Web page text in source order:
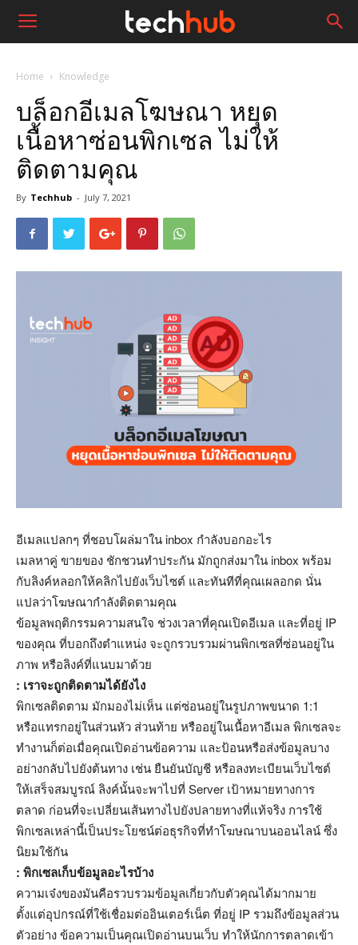
Home Knowledge
บล็อกอีเมลโฆษณา หยุด
เนื้อหาซ่อนพิกเซล ไม่ให้
ติดตามคุณ
By Techhub - July 7, 2021
อีเมลแปลกๆ ที่ชอบโผล่มาใน inbox กำลังบอกอะไร
เมลหาคู่ ขายของ ชักชวนทำประกัน มักถูกส่งมาใน inbox พร้อม
กับลิงค์หลอกให้คลิกไปยังเว็บไซต์ และทันทีที่คุณเผลอกด นั่น
แปลว่าโฆษณากำลังติดตามคุณ
ข้อมูลพฤติกรรมความสนใจ ช่วงเวลาที่คุณเปิดอีเมล และที่อยู่ IP
ของคุณ ที่บอกถึงตำแหน่ง จะถูกรวบรวมผ่านพิกเซลที่ซ่อนอยู่ใน
ภาพ หรือลิงค์ที่แนบมาด้วย
: เราจะถูกติดตามได้ยังไง
พิกเซลติดตาม มักมองไม่เห็น แต่ซ่อนอยู่ในรูปภาพขนาด 1:1
หรือแทรกอยู่ในส่วนหัว ส่วนท้าย หรืออยู่ในเนื้อหาอีเมล พิกเซลจะ
ทำงานก็ต่อเมื่อคุณเปิดอ่านข้อความ และป้อนหรือส่งข้อมูลบาง
อย่างกลับไปยังต้นทาง เช่น ยืนยันบัญชี หรือลงทะเบียนเว็บไซต์
ให้เสร็จสมบูรณ์ ลิงค์นั้นจะพาไปที่ Server เป้าหมายทางการ
ตลาด ก่อนที่จะเปลี่ยนเส้นทางไปยังปลายทางที่แท้จริง การใช้
พิกเซลเหล่านี้เป็นประโยชน์ต่อธุรกิจที่ทำโฆษณาบนออนไลน์ ซึ่ง
นิยมใช้กัน
: พิกเซลเก็บข้อมูลอะไรบ้าง
ความเจ๋งของมันคือรวบรวมข้อมูลเกี่ยวกับตัวคุณได้มากมาย
ตั้งแต่อุปกรณ์ที่ใช้เชื่อมต่ออินเตอร์เน็ต ที่อยู่ IP รวมถึงข้อมูลส่วน
ตัวอย่าง ข้อความเป็นคุณเปิดอ่านบนเว็บ ทำให้นักการตลาดเข้า